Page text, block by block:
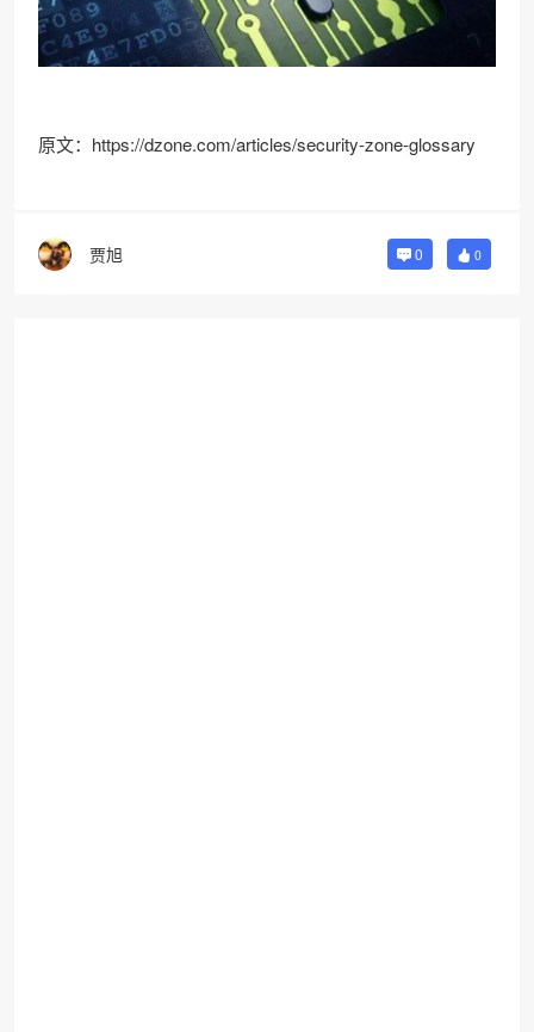
原文：https://dzone.com/articles/security-zone-glossary
贾旭 0 0